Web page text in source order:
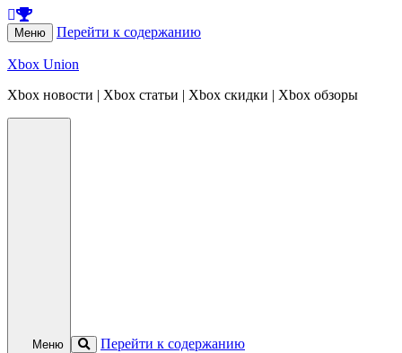
Меню Перейти к содержанию
Xbox Union
Xbox новости | Xbox статьи | Xbox скидки | Xbox обзоры
Меню Перейти к содержанию